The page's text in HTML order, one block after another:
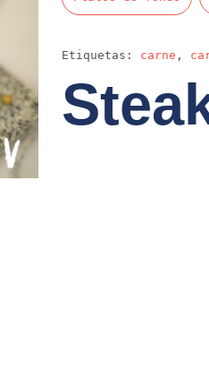
Etiquetas: carne ,